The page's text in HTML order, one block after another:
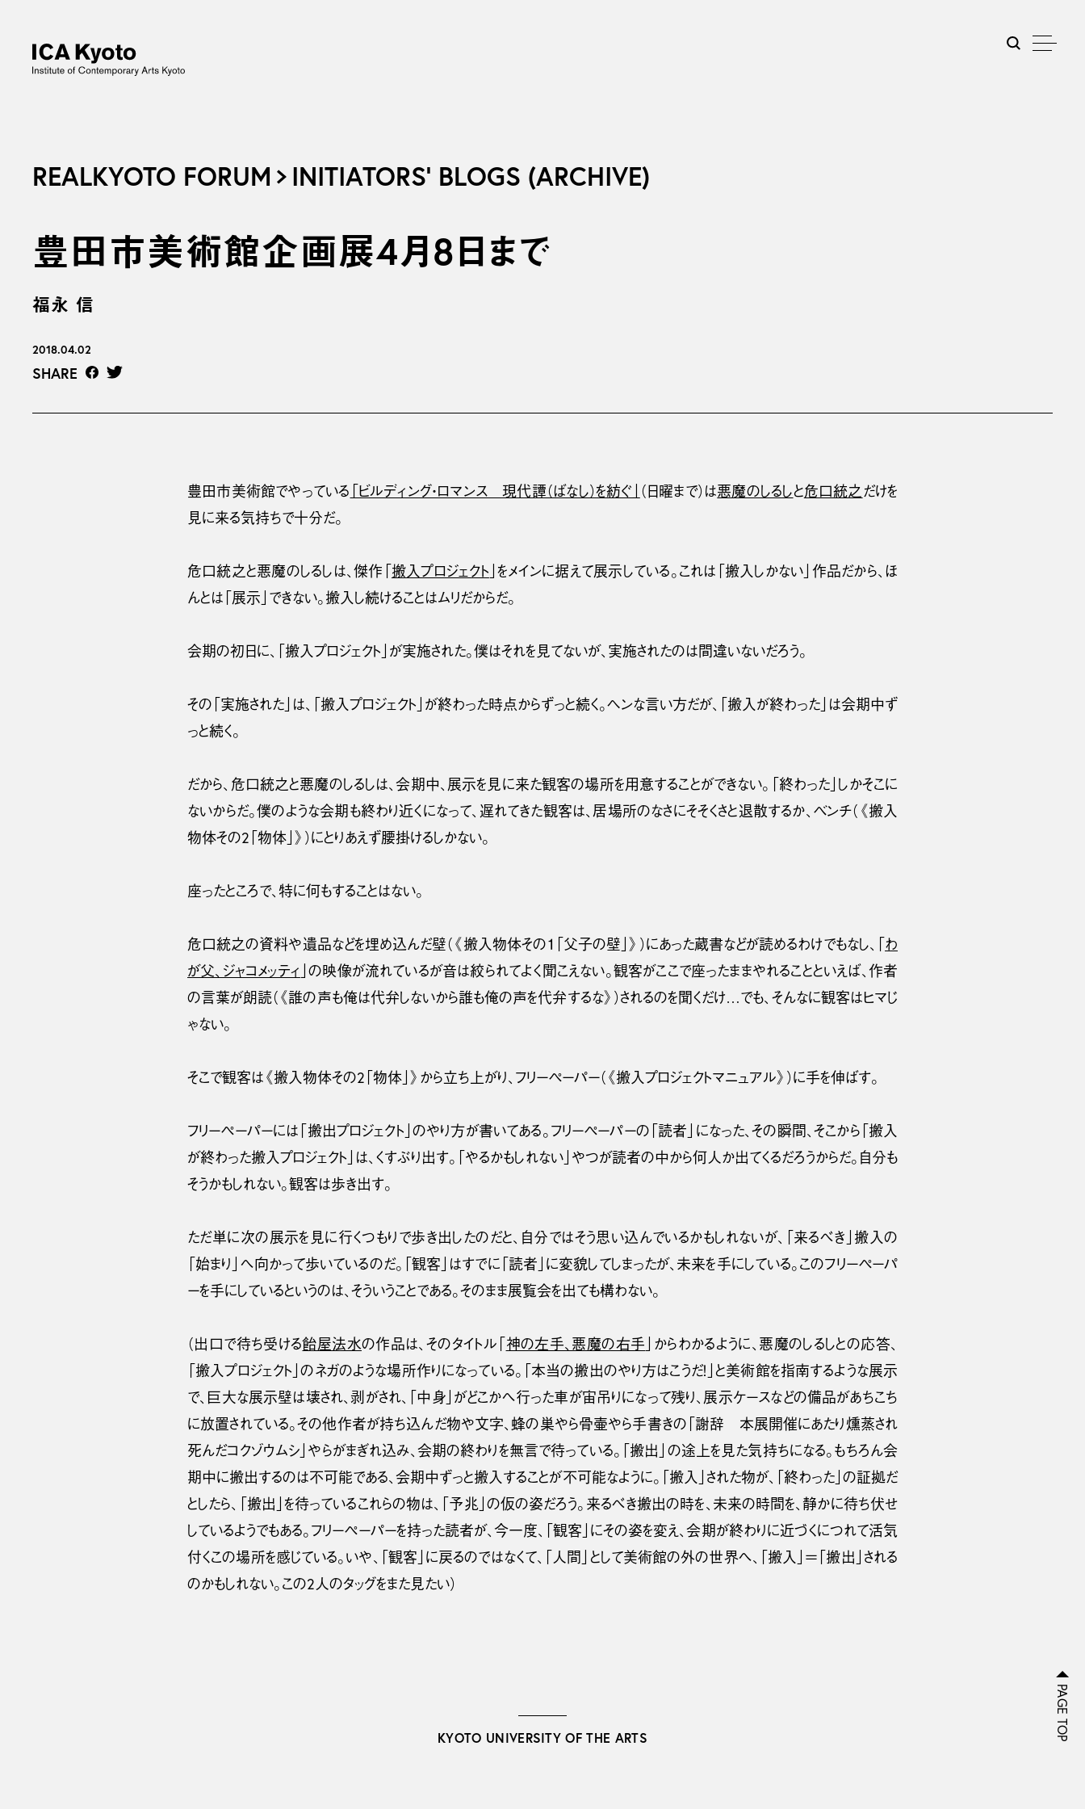
REALKYOTO FORUM INITIATORS’ BLOGS (ARCHIVE)
豊田市美術館企画展4月8日まで
福永 信
2018.04.02
SHARE
豊田市美術館でやっている 「ビルディング・ロマンス 現代譚（ばなし）を紡ぐ」 （日曜まで）は悪魔のしるしと危口統之だけを
見に来る気持ちで十分だ。
危口統之と悪魔のしるしは、傑作「 搬入プロジェクト 」をメインに据えて展示している。これは「搬入しかない」作品だから、ほ
んとは「展示」できない。搬入し続けることはムリだからだ。
会期の初日に、「搬入プロジェクト」が実施された。僕はそれを見てないが、実施されたのは間違いないだろう。
その「実施された」は、「搬入プロジェクト」が終わった時点からずっと続く。ヘンな言い方だが、「搬入が終わった」は会期中ず
っと続く。
だから、危口統之と悪魔のしるしは、会期中、展示を見に来た観客の場所を用意することができない。「終わった」しかそこに
ないからだ。僕のような会期も終わり近くになって、遅れてきた観客は、居場所のなさにそそくさと退散するか、ベンチ（《搬入
物体その2「物体」》）にとりあえず腰掛けるしかない。
座ったところで、特に何もすることはない。
危口統之の資料や遺品などを埋め込んだ壁（《搬入物体その１「父子の壁」》）にあった蔵書などが読めるわけでもなし、「 わ
が父、ジャコメッティ 」の映像が流れているが音は絞られてよく聞こえない。観客がここで座ったままやれることといえば、作者
の言葉が朗読（《誰の声も俺は代弁しないから誰も俺の声を代弁するな》）されるのを聞くだけ…でも、そんなに観客はヒマじ
ゃない。
そこで観客は《搬入物体その2「物体」》から立ち上がり、フリーペーパー（《搬入プロジェクトマニュアル》）に手を伸ばす。
フリーペーパーには「搬出プロジェクト」のやり方が書いてある。フリーペーパーの「読者」になった、その瞬間、そこから「搬入
が終わった搬入プロジェクト」は、くすぶり出す。「やるかもしれない」やつが読者の中から何人か出てくるだろうからだ。自分も
そうかもしれない。観客は歩き出す。
ただ単に次の展示を見に行くつもりで歩き出したのだと、自分ではそう思い込んでいるかもしれないが、「来るべき」搬入の
「始まり」へ向かって歩いているのだ。「観客」はすでに「読者」に変貌してしまったが、未来を手にしている。このフリーペーパ
ーを手にしているというのは、そういうことである。そのまま展覧会を出ても構わない。
（出口で待ち受ける飴屋法水の作品は、そのタイトル「 神の左手、悪魔の右手 」からわかるように、悪魔のしるしとの応答、
「搬入プロジェクト」のネガのような場所作りになっている。「本当の搬出のやり方はこうだ！」と美術館を指南するような展示
で、巨大な展示壁は壊され、剥がされ、「中身」がどこかへ行った車が宙吊りになって残り、展示ケースなどの備品があちこち
に放置されている。その他作者が持ち込んだ物や文字、蜂の巣やら骨壷やら手書きの「謝辞 本展開催にあたり燻蒸され
死んだコクゾウムシ」やらがまぎれ込み、会期の終わりを無言で待っている。「搬出」の途上を見た気持ちになる。もちろん会
期中に搬出するのは不可能である、会期中ずっと搬入することが不可能なように。「搬入」された物が、「終わった」の証拠だ
としたら、「搬出」を待っているこれらの物は、「予兆」の仮の姿だろう。来るべき搬出の時を、未来の時間を、静かに待ち伏せ
しているようでもある。フリーペーパーを持った読者が、今一度、「観客」にその姿を変え、会期が終わりに近づくにつれて活気
付くこの場所を感じている。いや、「観客」に戻るのではなくて、「人間」として美術館の外の世界へ、「搬入」＝「搬出」される
のかもしれない。この2人のタッグをまた見たい）
KYOTO UNIVERSITY OF THE ARTS PAGE TOP